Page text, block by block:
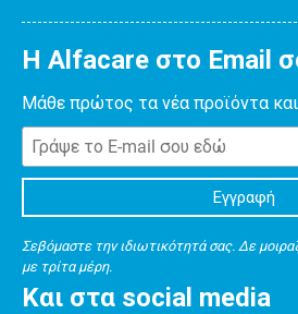
Η Alfacare στο Email
Μάθε πρώτος τα νέα προϊόντα
Σεβόμαστε την ιδιωτικότητά σας. Δε
με τρίτα μέρη.
Και στα social media